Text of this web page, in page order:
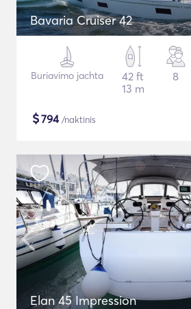
Bavaria Cruiser 42
Buriavimo jachta
42 ft
13 m
8
$794/naktinis
Elan 45 Impression